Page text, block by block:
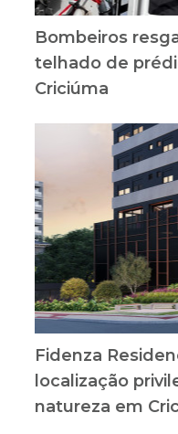
Bombeiros
telhado de
Criciúma
Fidenza
localização
natureza em